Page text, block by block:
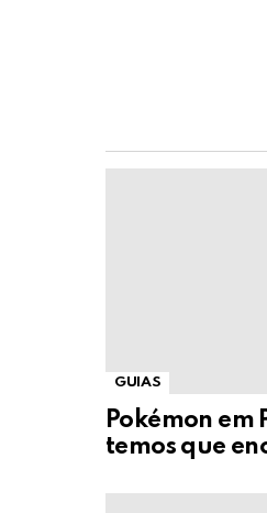
GUIAS
Pokémon em
temos que